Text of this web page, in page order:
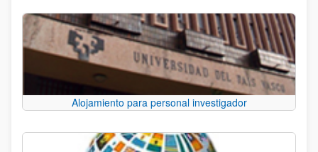
Alojamiento para personal investigador